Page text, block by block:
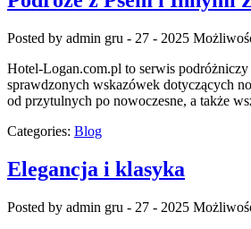
Posted by admin gru - 27 - 2025
Hotel-Logan.com.pl to serwis podróżniczy
sprawdzonych wskazówek dotyczących
od przytulnych po nowoczesne, a także
Categories: Blog
Elegancja i klasyka
Posted by admin gru - 27 - 2025